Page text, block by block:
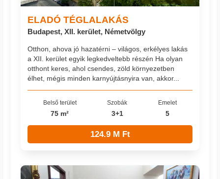
ELADÓ TÉGLALAKÁS
Budapest, XII. kerület, Németvölgy
Otthon, ahova jó hazatérni – világos, erkélyes lakás
a XII. kerület egyik legkedveltebb részén Ha olyan
otthont keres, ahol csendes, zöld környezetben
élhet, mégis minden karnyújtásnyira van, akkor...
Belső terület
75 m²
Szobák
3+1
Emelet
5
124.9 M Ft